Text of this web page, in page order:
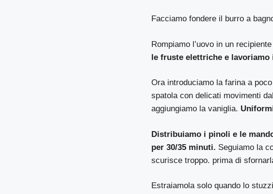
Facciamo fondere il burro a
Rompiamo l’uovo in un
le fruste elettriche e
Ora introduciamo la farina a
spatola con delicati movimenti
aggiungiamo la vaniglia.
Distribuiamo i pinoli e le
per 30/35 minuti. Seguiamo la
scurisce troppo. prima di
Estraiamola solo quando lo